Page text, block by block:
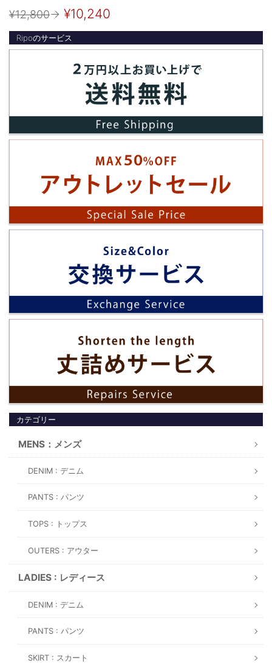
¥12,800→ ¥10,240
Ripoのサービス
カテゴリー
MENS：メンズ
DENIM : デニム
PANTS : パンツ
TOPS : トップス
OUTERS : アウター
LADIES : レディース
DENIM : デニム
PANTS : パンツ
SKIRT : スカート